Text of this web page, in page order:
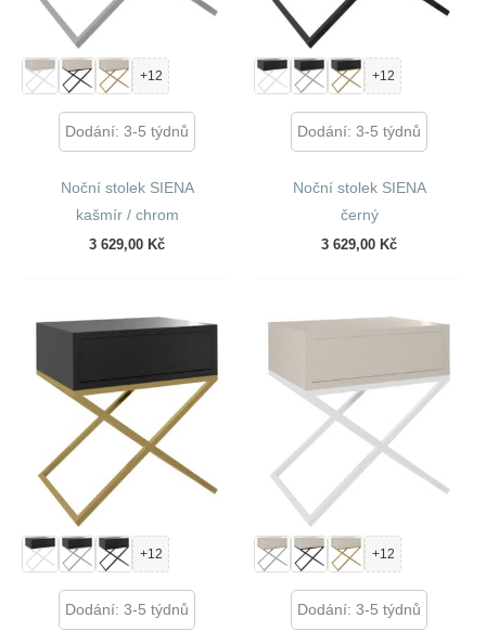
+12
Dodání: 3-5 týdnů
Noční stolek SIENA
kašmír / chrom
3 629,00 Kč
+12
Dodání: 3-5 týdnů
Noční stolek SIENA
černý
3 629,00 Kč
+12
Dodání: 3-5 týdnů
+12
Dodání: 3-5 týdnů